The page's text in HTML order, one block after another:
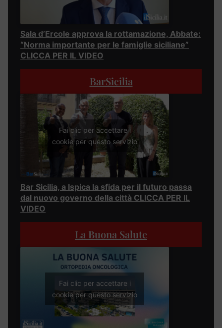
Sala d’Ercole approva la rottamazione, Abbate:
“Norma importante per le famiglie siciliane”
CLICCA PER IL VIDEO
BarSicilia
Fai clic per accettare i
cookie per questo servizio
Bar Sicilia, a Ispica la sfida per il futuro passa
dal nuovo governo della città CLICCA PER IL
VIDEO
La Buona Salute
Fai clic per accettare i
cookie per questo servizio